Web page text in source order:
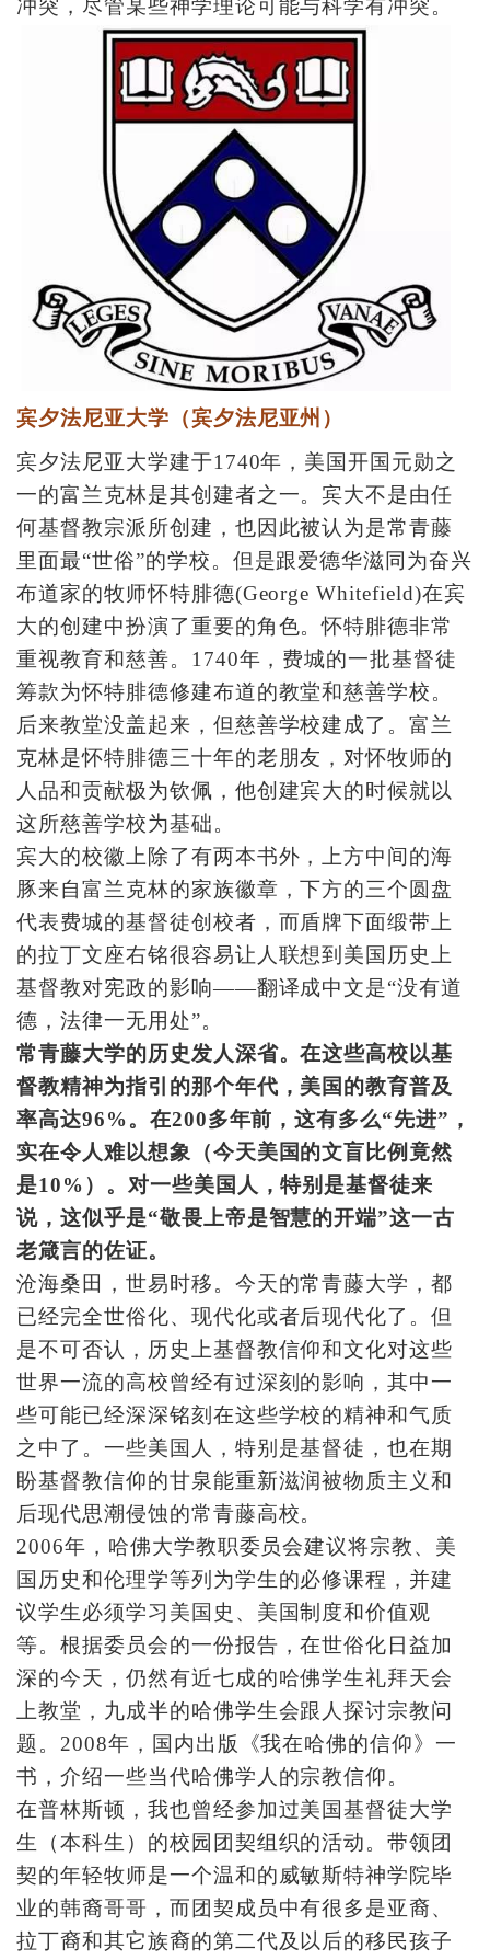
冲突，尽管某些神学理论可能与科学有冲突。
宾夕法尼亚大学（宾夕法尼亚州）
宾夕法尼亚大学建于1740年，美国开国元勋之
一的富兰克林是其创建者之一。宾大不是由任
何基督教宗派所创建，也因此被认为是常青藤
里面最“世俗”的学校。但是跟爱德华滋同为奋兴
布道家的牧师怀特腓德(George Whitefield)在宾
大的创建中扮演了重要的角色。怀特腓德非常
重视教育和慈善。1740年，费城的一批基督徒
筹款为怀特腓德修建布道的教堂和慈善学校。
后来教堂没盖起来，但慈善学校建成了。富兰
克林是怀特腓德三十年的老朋友，对怀牧师的
人品和贡献极为钦佩，他创建宾大的时候就以
这所慈善学校为基础。
宾大的校徽上除了有两本书外，上方中间的海
豚来自富兰克林的家族徽章，下方的三个圆盘
代表费城的基督徒创校者，而盾牌下面缎带上
的拉丁文座右铭很容易让人联想到美国历史上
基督教对宪政的影响——翻译成中文是“没有道
德，法律一无用处”。
常青藤大学的历史发人深省。在这些高校以基
督教精神为指引的那个年代，美国的教育普及
率高达96%。在200多年前，这有多么“先进”，
实在令人难以想象（今天美国的文盲比例竟然
是10%）。对一些美国人，特别是基督徒来
说，这似乎是“敬畏上帝是智慧的开端”这一古
老箴言的佐证。
沧海桑田，世易时移。今天的常青藤大学，都
已经完全世俗化、现代化或者后现代化了。但
是不可否认，历史上基督教信仰和文化对这些
世界一流的高校曾经有过深刻的影响，其中一
些可能已经深深铭刻在这些学校的精神和气质
之中了。一些美国人，特别是基督徒，也在期
盼基督教信仰的甘泉能重新滋润被物质主义和
后现代思潮侵蚀的常青藤高校。
2006年，哈佛大学教职委员会建议将宗教、美
国历史和伦理学等列为学生的必修课程，并建
议学生必须学习美国史、美国制度和价值观
等。根据委员会的一份报告，在世俗化日益加
深的今天，仍然有近七成的哈佛学生礼拜天会
上教堂，九成半的哈佛学生会跟人探讨宗教问
题。2008年，国内出版《我在哈佛的信仰》一
书，介绍一些当代哈佛学人的宗教信仰。
在普林斯顿，我也曾经参加过美国基督徒大学
生（本科生）的校园团契组织的活动。带领团
契的年轻牧师是一个温和的威敏斯特神学院毕
业的韩裔哥哥，而团契成员中有很多是亚裔、
拉丁裔和其它族裔的第二代及以后的移民孩子